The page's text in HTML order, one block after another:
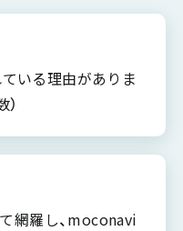
いる理由がありま
網羅し、moconavi